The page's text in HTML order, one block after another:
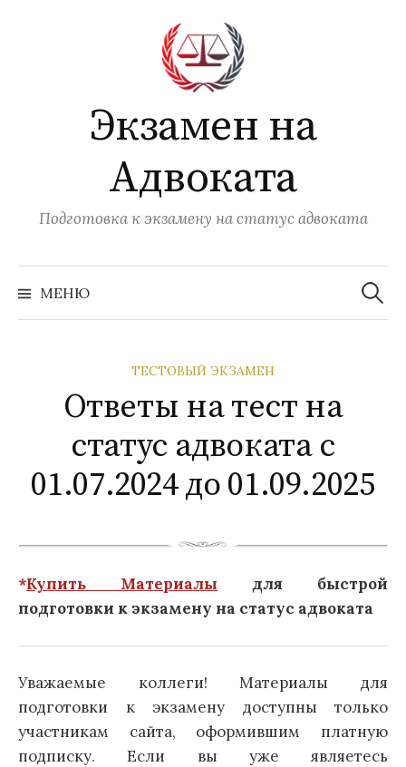
Экзамен на
Адвоката
Подготовка к экзамену на статус адвоката
МЕНЮ
Найти:
ТЕСТОВЫЙ ЭКЗАМЕН
Ответы на тест на
статус адвоката с
01.07.2024 до 01.09.2025
*Купить Материалы для быстрой
подготовки к экзамену на статус адвоката
Уважаемые коллеги! Материалы для
подготовки к экзамену доступны только
участникам сайта, оформившим платную
подписку. Если вы уже являетесь